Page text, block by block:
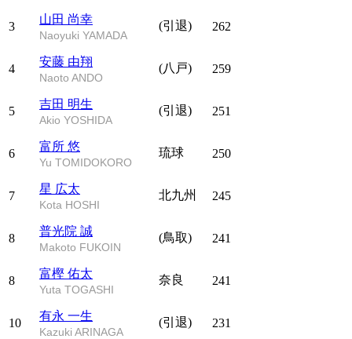
3
山田 尚幸
Naoyuki YAMADA
(引退) 262
4
安藤 由翔
Naoto ANDO
(八戸) 259
5
吉田 明生
Akio YOSHIDA
(引退) 251
6
富所 悠
Yu TOMIDOKORO
琉球 250
7
星 広太
Kota HOSHI
北九州 245
8
普光院 誠
Makoto FUKOIN
(鳥取) 241
8
富樫 佑太
Yuta TOGASHI
奈良 241
10
有永 一生
Kazuki ARINAGA
(引退) 231